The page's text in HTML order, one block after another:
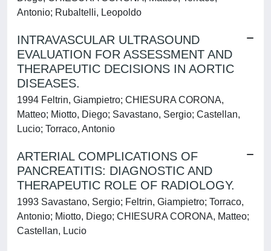
Antonio; Rubaltelli, Leopoldo
INTRAVASCULAR ULTRASOUND
EVALUATION FOR ASSESSMENT AND
THERAPEUTIC DECISIONS IN AORTIC
DISEASES.
1994 Feltrin, Giampietro; CHIESURA CORONA,
Matteo; Miotto, Diego; Savastano, Sergio; Castellan,
Lucio; Torraco, Antonio
ARTERIAL COMPLICATIONS OF
PANCREATITIS: DIAGNOSTIC AND
THERAPEUTIC ROLE OF RADIOLOGY.
1993 Savastano, Sergio; Feltrin, Giampietro; Torraco,
Antonio; Miotto, Diego; CHIESURA CORONA, Matteo;
Castellan, Lucio